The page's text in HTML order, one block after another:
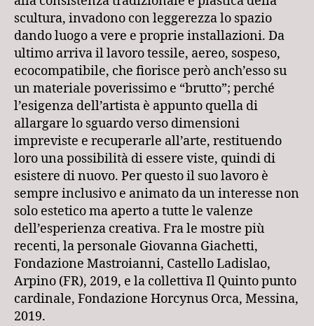
scultura, invadono con leggerezza lo spazio
dando luogo a vere e proprie installazioni. Da
ultimo arriva il lavoro tessile, aereo, sospeso,
ecocompatibile, che fiorisce però anch’esso su
un materiale poverissimo e “brutto”; perché
l’esigenza dell’artista è appunto quella di
allargare lo sguardo verso dimensioni
impreviste e recuperarle all’arte, restituendo
loro una possibilità di essere viste, quindi di
esistere di nuovo. Per questo il suo lavoro è
sempre inclusivo e animato da un interesse non
solo estetico ma aperto a tutte le valenze
dell’esperienza creativa. Fra le mostre più
recenti, la personale Giovanna Giachetti,
Fondazione Mastroianni, Castello Ladislao,
Arpino (FR), 2019, e la collettivaIl Quinto punto
cardinale, Fondazione Horcynus Orca, Messina,
2019.